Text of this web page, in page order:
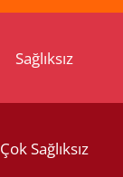
Sağlıksız
Çok Sağlıksız